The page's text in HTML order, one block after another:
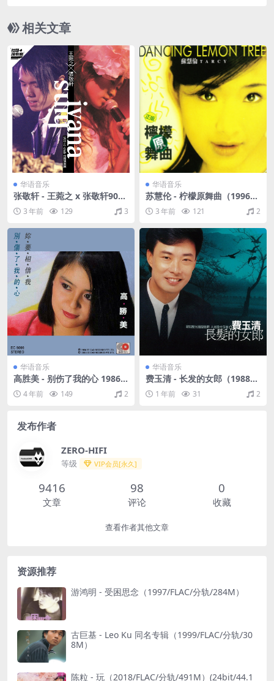
相关文章
华语音乐
张敬轩 - 王菀之 x 张敬轩903 i
d club 拉阔演奏厅（2006/FL
AC/分轨/388M）
3 年前 129 3
华语音乐
苏慧伦 - 柠檬原舞曲（1996/F
LAC/EP分轨/177M）
3 年前 121 2
华语音乐
高胜美 - 别伤了我的心 1986
[WAV+CUE/整轨/393M]
4 年前 149 2
华语音乐
费玉清 - 长发的女郎（1988/F
LAC/分轨/192M）
1 年前 31 2
发布作者
ZERO-HIFI
等级 VIP会员[永久]
9416
文章
98
评论
0
收藏
查看作者其他文章
资源推荐
游鸿明 - 受困思念（1997/FLAC/分轨/284M）
古巨基 - Leo Ku 同名专辑（1999/FLAC/分轨/30
8M）
陈粒 - 玩（2018/FLAC/分轨/491M）(24bit/44.1